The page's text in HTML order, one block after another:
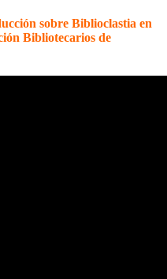
sobre Biblioclastia en
Bibliotecarios de